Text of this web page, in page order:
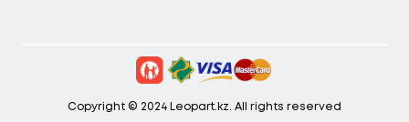
Copyright © 2024 Leopart.kz. All rights reserved